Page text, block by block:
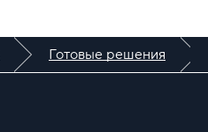
Готовые решения